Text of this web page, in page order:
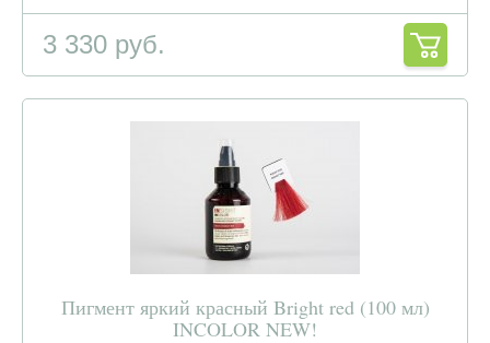
3 330 руб.
Пигмент яркий красный Bright red (100 мл)
INCOLOR NEW!